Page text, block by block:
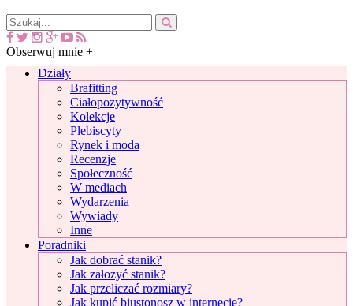
Obserwuj mnie +
Działy
Brafitting
Ciałopozytywność
Kolekcje
Plebiscyty
Rynek i moda
Recenzje
Społeczność
W mediach
Wydarzenia
Wywiady
Inne
Poradniki
Jak dobrać stanik?
Jak założyć stanik?
Jak przeliczać rozmiary?
Jak kupić biustonosz w internecie?